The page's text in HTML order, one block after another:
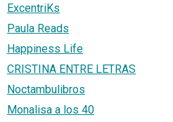
ExcentriKs
Paula Reads
Happiness Life
CRISTINA ENTRE LETRAS
Noctambulibros
Monalisa a los 40